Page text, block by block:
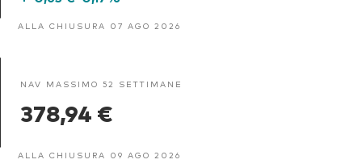
ALLA CHIUSURA 07 AGO 2026
NAV MASSIMO 52 SETTIMANE
378,94 €
ALLA CHIUSURA 09 AGO 2026